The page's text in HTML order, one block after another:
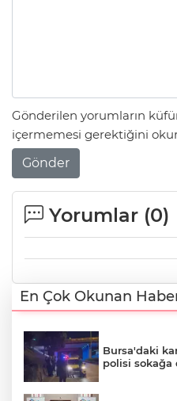
Gönderilen yorumların
içermemesi gerektiğini
Gönder
Yorumlar (0)
En Çok Okunan
Bursa'daki
polisi sokağa